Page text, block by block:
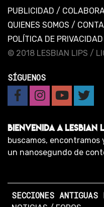
PUBLICIDAD /
QUIENES SOMOS /
POLÍTICA DE PRIVACIDAD
© 2018 LESBIAN LIPS /
SÍGUENOS
BIENVENIDA A LESBIAN
buscamos,
un nanosegundo de
SECCIONES ANTIGUAS